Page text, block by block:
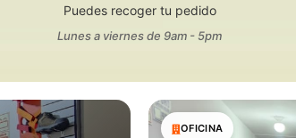
Puedes recoger tu pedido
Lunes a viernes de 9am - 5pm
OFICINA